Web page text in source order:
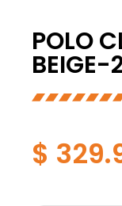
POLO
$